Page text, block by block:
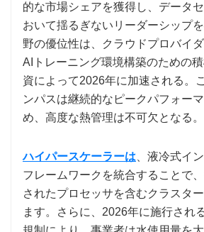
的な市場シェアを獲得し、データ
おいて揺るぎないリーダーシップ
野の優位性は、クラウドプロバイ
AIトレーニング環境構築のための
資によって2026年に加速される。
ンパスは継続的なピークパフォー
め、高度な熱管理は不可欠となる
ハイパースケーラーは 、液冷式イ
フレームワークを統合することで
されたプロセッサを含むクラスタ
ます。さらに、2026年に施行され